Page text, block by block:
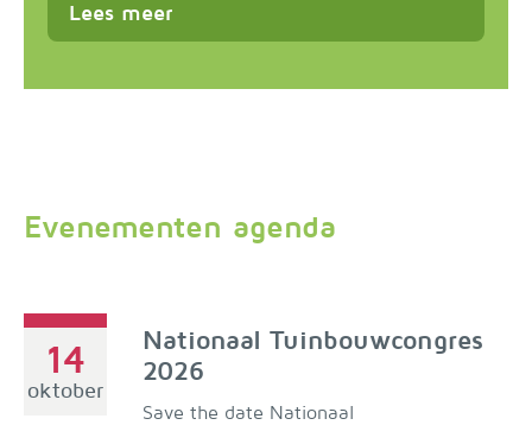
Lees meer
Evenementen agenda
14
oktober
Nationaal Tuinbouwcongres
2026
Save the date Nationaal